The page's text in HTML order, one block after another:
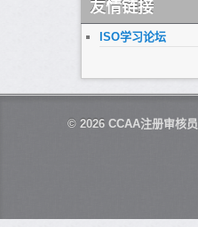
友情链接
ISO学习论坛
© 2026 CCAA注册审核